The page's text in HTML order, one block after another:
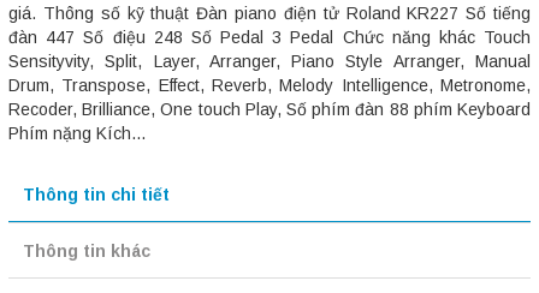
giá. Thông số kỹ thuật Đàn piano điện tử Roland KR227 Số tiếng
đàn 447 Số điệu 248 Số Pedal 3 Pedal Chức năng khác Touch
Sensityvity, Split, Layer, Arranger, Piano Style Arranger, Manual
Drum, Transpose, Effect, Reverb, Melody Intelligence, Metronome,
Recoder, Brilliance, One touch Play, Số phím đàn 88 phím Keyboard
Phím nặng Kích...
Thông tin chi tiết
Thông tin khác